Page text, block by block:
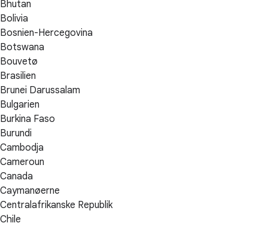
Bhutan
Bolivia
Bosnien-Hercegovina
Botswana
Bouvetø
Brasilien
Brunei Darussalam
Bulgarien
Burkina Faso
Burundi
Cambodja
Cameroun
Canada
Caymanøerne
Centralafrikanske Republik
Chile